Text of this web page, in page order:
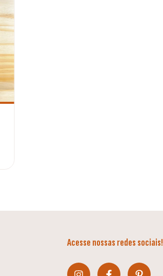
Acesse nossas redes sociais!